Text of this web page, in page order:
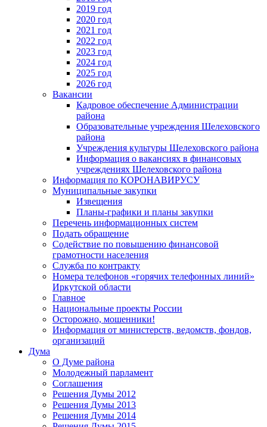
2019 год
2020 год
2021 год
2022 год
2023 год
2024 год
2025 год
2026 год
Вакансии
Кадровое обеспечение Администрации
района
Образовательные учреждения Шелеховского
района
Учреждения культуры Шелеховского района
Информация о вакансиях в финансовых
учреждениях Шелеховского района
Информация по КОРОНАВИРУСУ
Муниципальные закупки
Извещения
Планы-графики и планы закупки
Перечень информационных систем
Подать обращение
Содействие по повышению финансовой
грамотности населения
Служба по контракту
Номера телефонов «горячих телефонных линий»
Иркутской области
Главное
Национальные проекты России
Осторожно, мошенники!
Информация от министерств, ведомств, фондов,
организаций
Дума
О Думе района
Молодежный парламент
Соглашения
Решения Думы 2012
Решения Думы 2013
Решения Думы 2014